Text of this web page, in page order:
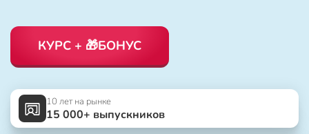
КУРС + 🎁БОНУС
10 лет на рынке
15 000+ выпускников